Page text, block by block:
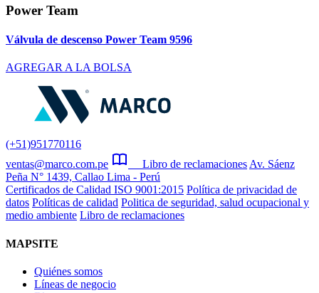
Power Team
Válvula de descenso Power Team 9596
AGREGAR A LA BOLSA
(+51)951770116
ventas@marco.com.pe
Libro de reclamaciones Av. Sáenz
Peña N° 1439, Callao Lima - Perú
Certificados de Calidad ISO 9001:2015 Política de privacidad de
datos Políticas de calidad Politica de seguridad, salud ocupacional y
medio ambiente Libro de reclamaciones
MAPSITE
Quiénes somos
Líneas de negocio